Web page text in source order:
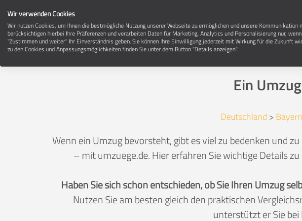
Umzug
Ein
Deutschland > Bayern
Wenn ein Umzug bevorsteht, gibt es viel zu bedenken und
– mit umzuege.de. Hier erfahren Sie wichtige Details
Haben Sie sich schon entschieden, ob Sie Ihren Umzug
Nutzen Sie am besten gleich den praktischen
unterstützt er Sie
Wir verwenden Cookies
Wir nutzen Cookies, um Ihnen die bestmögliche Nutzung unserer Webseite zu ermöglichen und unsere Kommunikation
berücksichtigen hierbei Ihre Präferenzen und verarbeiten Daten für Marketing, Analytics und Personalisierung nur,
"Zustimmen und weiter" Ihr Einverständnis geben. Sie können Ihre Einwilligung jederzeit mit Wirkung für die Zukunft
zu den Cookies und Anpassungsmöglichkeiten finden Sie unter dem Button "Details anzeigen".